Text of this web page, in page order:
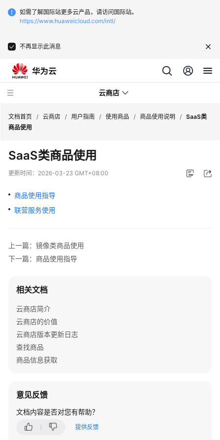
如需了解国际站更多云产品，请访问国际站。
https://www.huaweicloud.com/intl/
不再显示此消息
云商店
商
店
绍
用
南
与
解
商
品
试
购
买
商
文档首页 / 云商店 / 用户指南 / 使用商品 / 商品使用说明 / SaaS类
商品使用
SaaS类商品使用
更新时间： 2026-03-23 GMT+08:00
商品使用指导
联营服务使用
上一篇：镜像类商品使用
下一篇：商品使用指导
相关文档
云商店简介
云商店的价值
云商店版本更新日志
查找商品
商品信息获取
意见反馈
文档内容是否对您有帮助？
提供反馈